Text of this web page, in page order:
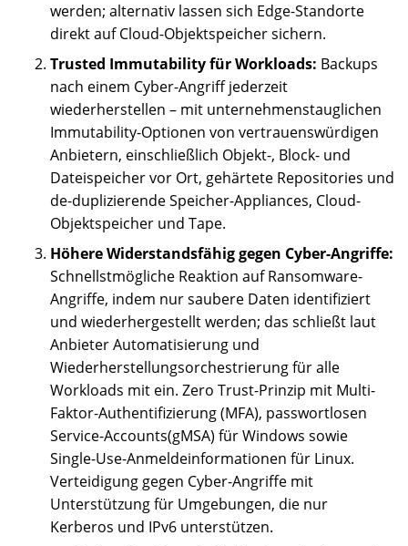
werden; alternativ lassen sich Edge-Standorte
direkt auf Cloud-Objektspeicher sichern.
Trusted Immutability für Workloads: Backups
nach einem Cyber-Angriff jederzeit
wiederherstellen – mit unternehmenstauglichen
Immutability-Optionen von vertrauenswürdigen
Anbietern, einschließlich Objekt-, Block- und
Dateispeicher vor Ort, gehärtete Repositories und
de-duplizierende Speicher-Appliances, Cloud-
Objektspeicher und Tape.
Höhere Widerstandsfähig gegen Cyber-Angriffe:
Schnellstmögliche Reaktion auf Ransomware-
Angriffe, indem nur saubere Daten identifiziert
und wiederhergestellt werden; das schließt laut
Anbieter Automatisierung und
Wiederherstellungsorchestrierung für alle
Workloads mit ein. Zero Trust-Prinzip mit Multi-
Faktor-Authentifizierung (MFA), passwortlosen
Service-Accounts(gMSA) für Windows sowie
Single-Use-Anmeldeinformationen für Linux.
Verteidigung gegen Cyber-Angriffe mit
Unterstützung für Umgebungen, die nur
Kerberos und IPv6 unterstützen.